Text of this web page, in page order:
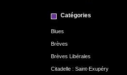
Catégories
Blues
Brèves
Brèves Libérales
Citadelle : Saint-Exupéry